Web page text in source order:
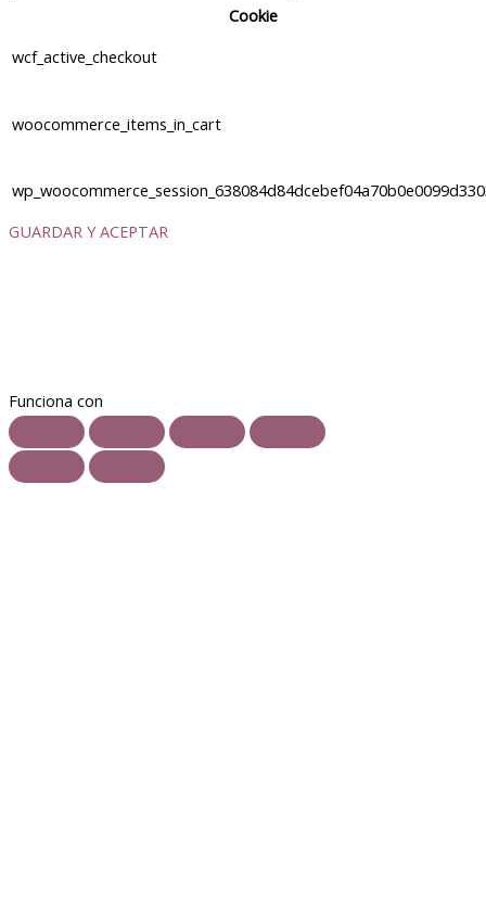
Cookie
wcf_active_checkout
woocommerce_items_in_cart
GUARDAR Y ACEPTAR
Funciona con